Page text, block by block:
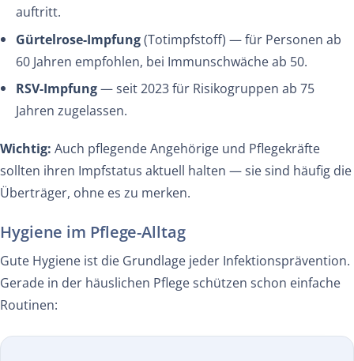
auftritt.
Gürtelrose-Impfung(Totimpfstoff) — für Personen ab
60 Jahren empfohlen, bei Immunschwäche ab 50.
RSV-Impfung— seit 2023 für Risikogruppen ab 75
Jahren zugelassen.
Wichtig: Auch pflegende Angehörige und Pflegekräfte
sollten ihren Impfstatus aktuell halten — sie sind häufig die
Überträger, ohne es zu merken.
Hygiene im Pflege-Alltag
Gute Hygiene ist die Grundlage jeder Infektionsprävention.
Gerade in der häuslichen Pflege schützen schon einfache
Routinen: